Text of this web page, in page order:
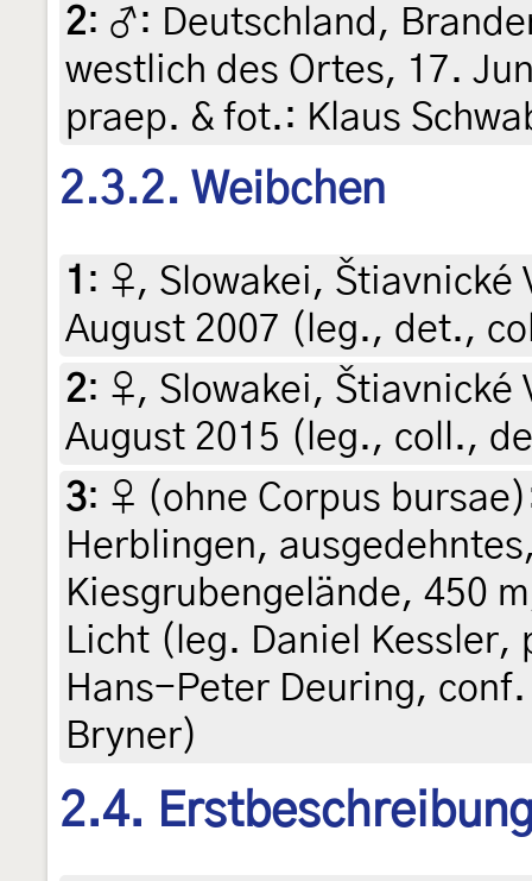
2: ♂: Deutschland,
westlich des Ortes, 17.
praep. & fot.: Klaus
2.3.2. Weibchen
1 : ♀, Slowakei, Štiavnické
August 2007 (leg., det.,
2: ♀, Slowakei, Štiavnické
August 2015 (leg., coll.,
3: ♀ (ohne Corpus
Herblingen,
Kiesgrubengelände, 450
Licht (leg. Daniel
Hans-Peter Deuring,
Bryner)
2.4.